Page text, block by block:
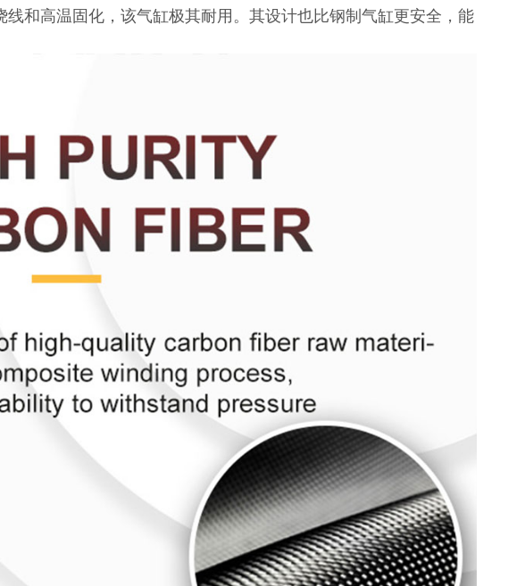
和高温固化，该气缸极其耐用。其设计也比钢制气缸更安全，能